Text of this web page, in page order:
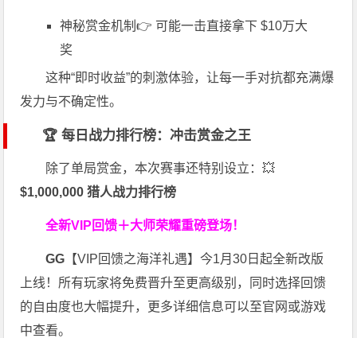
神秘赏金机制👉 可能一击直接拿下 $10万大
奖
这种“即时收益”的刺激体验，让每一手对抗都充满爆
发力与不确定性。
🏆 每日战力排行榜：冲击赏金之王
除了单局赏金，本次赛事还特别设立：💥
$1,000,000 猎人战力排行榜
全新VIP回馈＋大师荣耀重磅登场！
GG 【VIP回馈之海洋礼遇】今1月30日起全新改版
上线！所有玩家将免费晋升至更高级别，同时选择回馈
的自由度也大幅提升，更多详细信息可以至官网或游戏
中查看。